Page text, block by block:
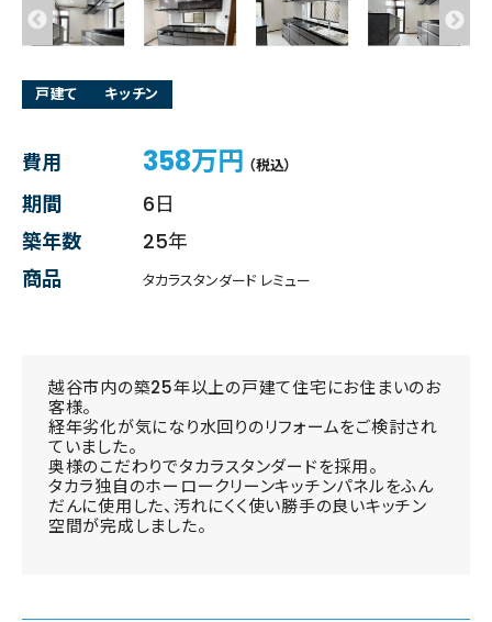
戸建て キッチン
費用 358万円 （税込）
期間
6日
築年数
25年
商品
タカラスタンダード レミュー
越谷市内の築25年以上の戸建て住宅にお住まいのお
客様。
経年劣化が気になり水回りのリフォームをご検討され
ていました。
奥様のこだわりでタカラスタンダードを採用。
タカラ独自のホーロークリーンキッチンパネルをふん
だんに使用した、汚れにくく使い勝手の良いキッチン
空間が完成しました。